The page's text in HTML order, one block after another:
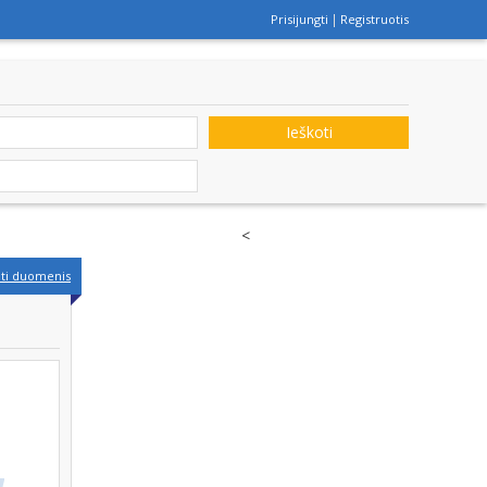
Prisijungti Registruotis
Ieškoti
duomenis
<